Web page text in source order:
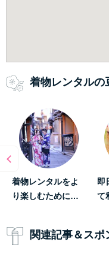
着物レンタルの
着物レンタルをよ
り楽しむために…
即
て
関連記事＆スポ